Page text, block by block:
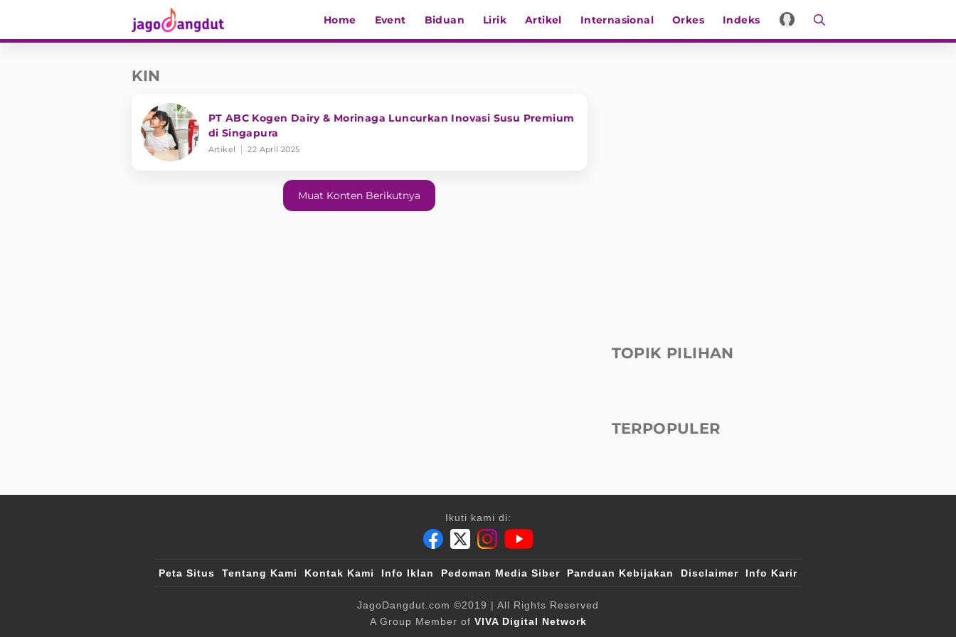
Home Event Biduan Lirik Artikel Internasional Orkes Indeks
KIN
PT ABC Kogen Dairy & Morinaga Luncurkan Inovasi Susu Premium
di Singapura
Artikel 22 April 2025
Muat Konten Berikutnya
TOPIK PILIHAN
TERPOPULER
Ikuti kami di:
Peta Situs Tentang Kami Kontak Kami Info Iklan Pedoman Media Siber Panduan Kebijakan Disclaimer Info Karir
JagoDangdut.com ©2019 | All Rights Reserved
A Group Member of VIVA Digital Network